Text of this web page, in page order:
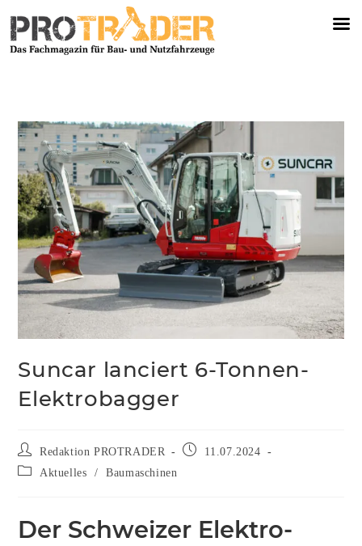
Suncar lanciert 6-Tonnen-
Elektrobagger
Redaktion PROTRADER
11.07.2024
Aktuelles
/ Baumaschinen
Der Schweizer Elektro-